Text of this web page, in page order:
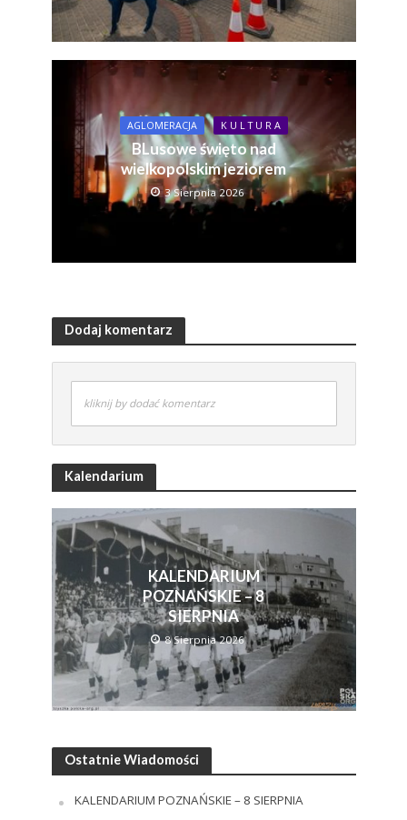
AGLOMERACJA K U L T U R A
BLusowe święto nad
wielkopolskim jeziorem
3 Sierpnia 2026
Dodaj komentarz
kliknij by dodać komentarz
Kalendarium
KALENDARIUM
POZNAŃSKIE – 8
SIERPNIA
8 Sierpnia 2026
Ostatnie Wiadomości
KALENDARIUM POZNAŃSKIE – 8 SIERPNIA